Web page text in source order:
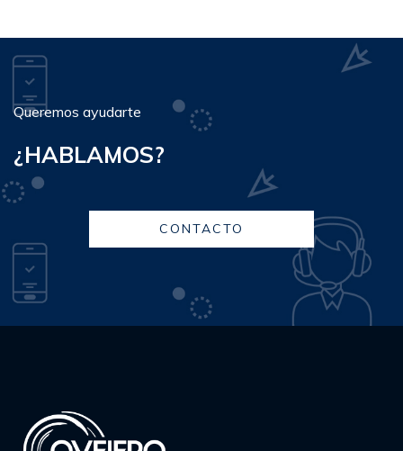
Queremos ayudarte
¿HABLAMOS?
CONTACTO